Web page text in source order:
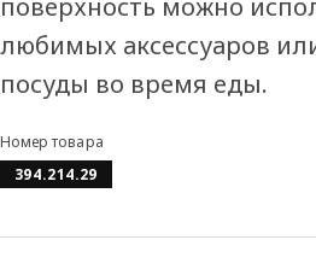
поверхность можно
любимых аксессуаров
посуды во время еды.
Номер товара
394.214.29